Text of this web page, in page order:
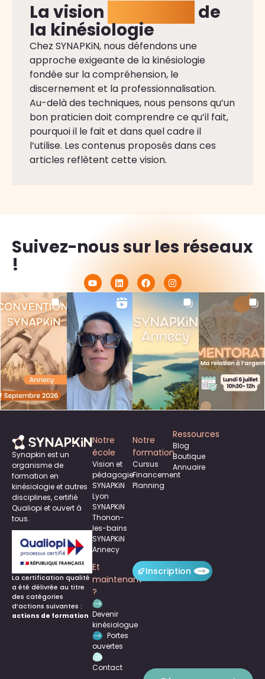
La vision de
la kinésiologie
Chez SYNAPKiN, nous défendons une
approche exigeante de la kinésiologie
fondée sur la compréhension, le
discernement et la professionnalisation.
Au-delà des techniques, nous pensons qu’un
bon praticien doit comprendre ce qu’il fait,
pourquoi il le fait et dans quel cadre il
l’utilise. Les contenus proposés dans ces
articles reflètent cette vision.
Suivez-nous sur les réseaux
!
Synapkin est un
organisme de
formation en
kinésiologie et autres
disciplines, certifié
Qualiopi et ouvert à
tous.
La certification qualité
a été délivrée au titre
des catégories
d’actions suivantes :
actions de formation
Notre
école
Vision et
pédagogie
SYNAPKiN
Lyon
SYNAPKiN
Thonon-
les-bains
SYNAPKiN
Annecy
Notre
formation
Cursus
Financement
Planning
Et
maintenant
?
Devenir
kinésiologue
Portes
ouvertes
Contact
Inscription
Ressources
Blog
Boutique
Annuaire